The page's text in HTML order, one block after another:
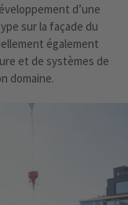
d’une
sur la façade du
également
et de systèmes de
domaine.